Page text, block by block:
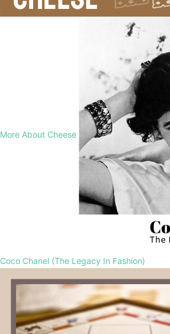
More About Cheese
Coco Chanel (The Legacy In Fashion)